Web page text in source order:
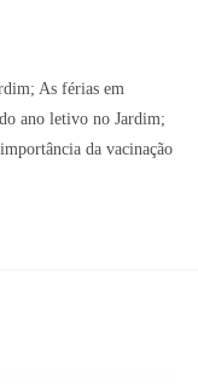
As férias em
ano letivo no Jardim;
da vacinação